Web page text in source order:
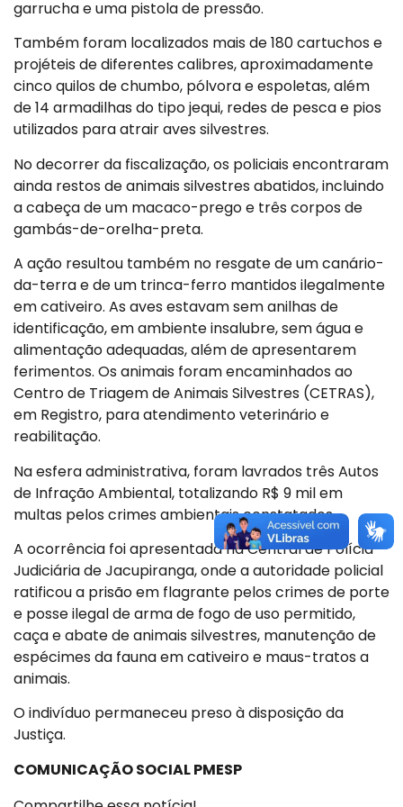
garrucha e uma pistola de pressão.
Também foram localizados mais de 180 cartuchos e
projéteis de diferentes calibres, aproximadamente
cinco quilos de chumbo, pólvora e espoletas, além
de 14 armadilhas do tipo jequi, redes de pesca e pios
utilizados para atrair aves silvestres.
No decorrer da fiscalização, os policiais encontraram
ainda restos de animais silvestres abatidos, incluindo
a cabeça de um macaco-prego e três corpos de
gambás-de-orelha-preta.
A ação resultou também no resgate de um canário-
da-terra e de um trinca-ferro mantidos ilegalmente
em cativeiro. As aves estavam sem anilhas de
identificação, em ambiente insalubre, sem água e
alimentação adequadas, além de apresentarem
ferimentos. Os animais foram encaminhados ao
Centro de Triagem de Animais Silvestres (CETRAS),
em Registro, para atendimento veterinário e
reabilitação.
Na esfera administrativa, foram lavrados três Autos
de Infração Ambiental, totalizando R$ 9 mil em
multas pelos crimes ambientais constatados.
A ocorrência foi apresentada na Central de Polícia
Judiciária de Jacupiranga, onde a autoridade policial
ratificou a prisão em flagrante pelos crimes de porte
e posse ilegal de arma de fogo de uso permitido,
caça e abate de animais silvestres, manutenção de
espécimes da fauna em cativeiro e maus-tratos a
animais.
O indivíduo permaneceu preso à disposição da
Justiça.
COMUNICAÇÃO SOCIAL PMESP